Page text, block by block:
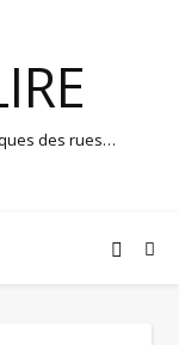
des rues…